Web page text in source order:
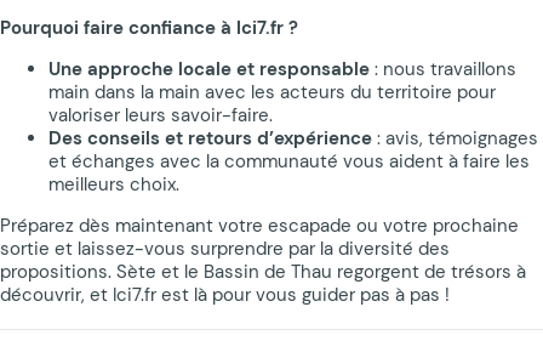
Pourquoi faire confiance à Ici7.fr ?
Une approche locale et responsable : nous travaillons
main dans la main avec les acteurs du territoire pour
valoriser leurs savoir-faire.
Des conseils et retours d’expérience : avis, témoignages
et échanges avec la communauté vous aident à faire les
meilleurs choix.
Préparez dès maintenant votre escapade ou votre prochaine
sortie et laissez-vous surprendre par la diversité des
propositions. Sète et le Bassin de Thau regorgent de trésors à
découvrir, et Ici7.fr est là pour vous guider pas à pas !